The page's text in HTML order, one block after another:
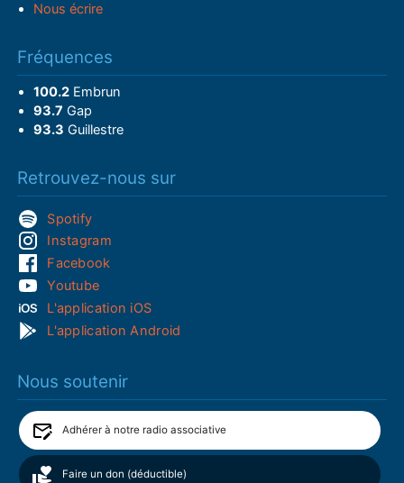
Nous écrire
Fréquences
100.2Embrun
93.7 Gap
93.3 Guillestre
Retrouvez-nous sur
Spotify
Instagram
Facebook
Youtube
L'application iOS
L'application Android
Nous soutenir
Adhérer à notre radio associative
Faire un don (déductible)